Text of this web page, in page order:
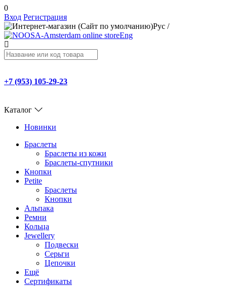
0
Вход Регистрация
Рус /
Eng
+7 (953) 105-29-23
Каталог
Новинки
Браслеты
Браслеты из кожи
Браслеты-спутники
Кнопки
Petite
Браслеты
Кнопки
Альпака
Ремни
Кольца
Jewellery
Подвески
Серьги
Цепочки
Ещё
Сертификаты